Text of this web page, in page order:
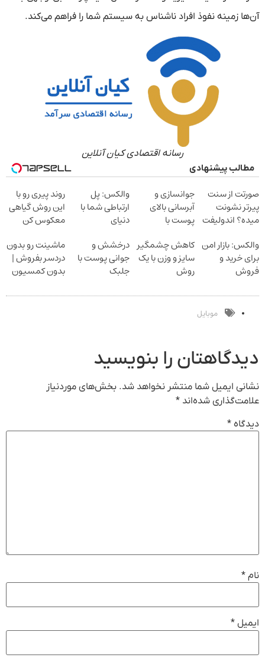
آن‌ها زمینه نفوذ افراد ناشناس به سیستم شما را فراهم می‌کند.
رسانه اقتصادی کیان آنلاین
مطالب پیشنهادی
صورتت از سنت
پیرتر نشونت
میده؟ اندولیفت
جوانسازی و
آبرسانی بالای
پوست با
والکس: پل
ارتباطی شما با
دنیای
دیجیتال
روند پیری رو با
این روش گیاهی
معکوس کن
والکس: بازار امن
برای خرید و
فروش
دیجیتال
کاهش چشمگیر
سایز و وزن با یک
روش
درخشش و
جوانی پوست با
جلبک
خرید محصول با
ماشینت رو بدون
دردسر بفروش |
بدون کمسیون
موبایل
دیدگاهتان را بنویسید
نشانی ایمیل شما منتشر نخواهد شد. بخش‌های موردنیاز
علامت‌گذاری شده‌اند *
دیدگاه *
نام *
ایمیل *